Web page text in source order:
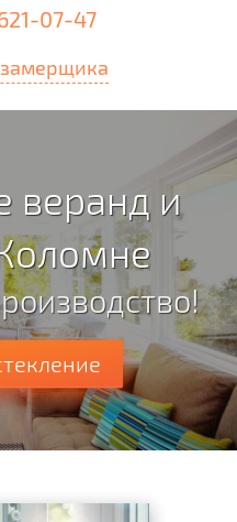
07-47
веранд и